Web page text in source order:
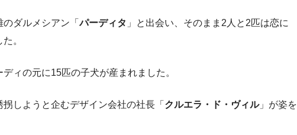
のダルメシアン「パーディタ 」と出会い、そのまま2人と2匹は恋に
。
ィの元に15匹の子犬が産まれました。
しようと企むデザイン会社の社長「 クルエラ・ド・ヴィル」が姿を